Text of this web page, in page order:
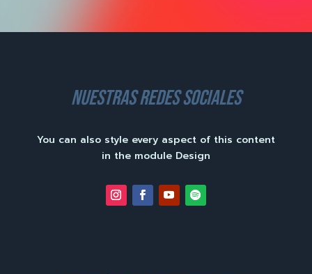
nuestras redes sociales
You can also style every aspect of this content
in the module Design